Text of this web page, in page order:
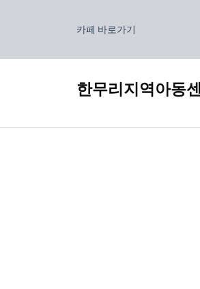
로
카페 바로가기
한무리지역아동